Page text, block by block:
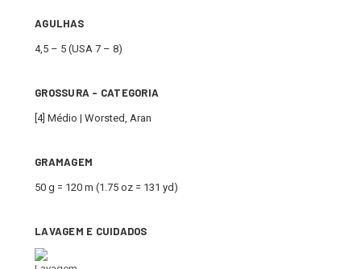
AGULHAS
4,5 – 5 (USA 7 – 8)
GROSSURA - CATEGORIA
[4] Médio | Worsted, Aran
GRAMAGEM
50 g = 120 m (1.75 oz = 131 yd)
LAVAGEM E CUIDADOS